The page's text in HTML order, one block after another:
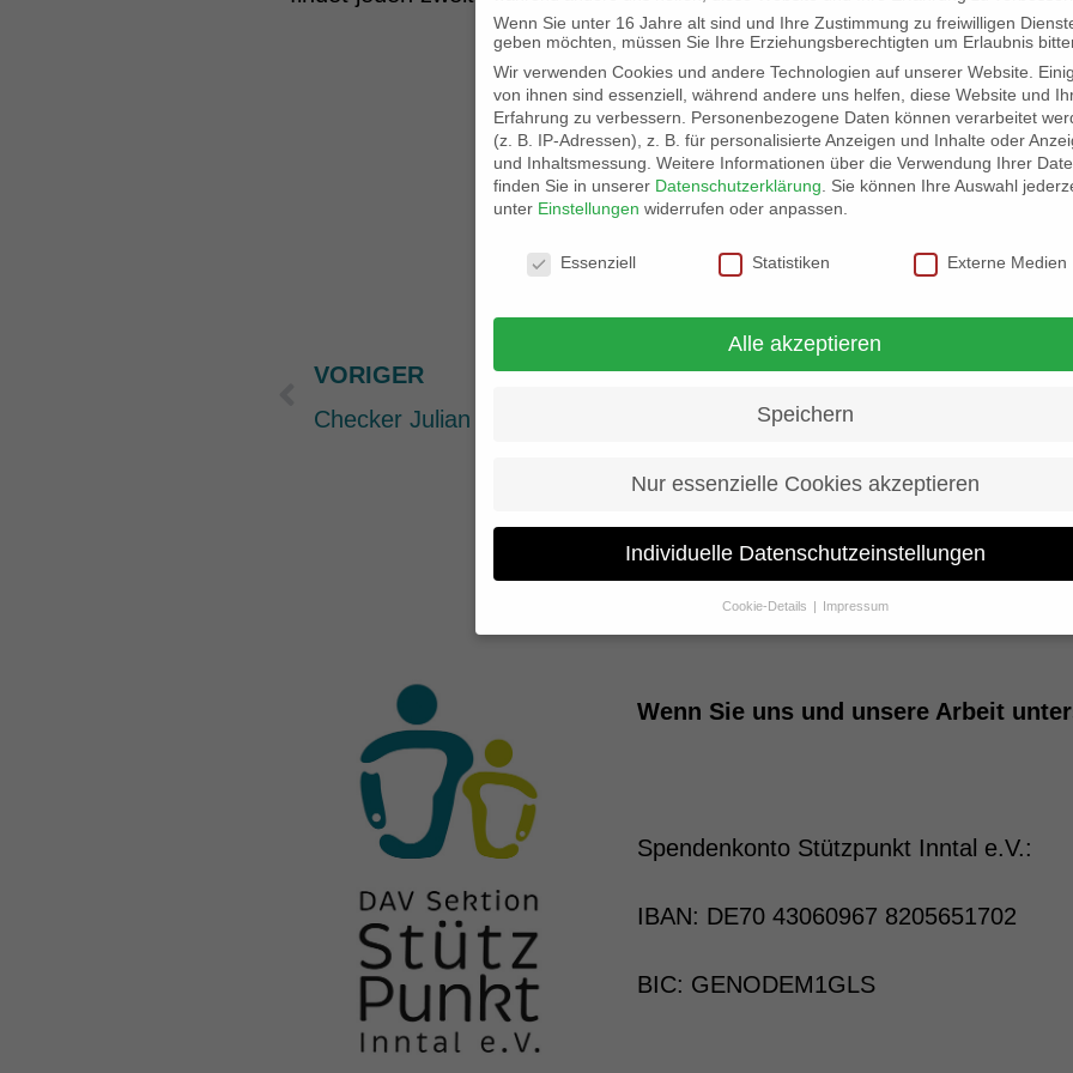
Teile diesen Artikel
Prev
VORIGER
Checker Julian – Sendung mit Stützpunkt Inntal e.V. am 18.9.2021
Kontakt & Infos
Wenn Sie uns und unsere Arbeit
Spendenkonto Stützpunkt Inntal e.V.:
IBAN: DE70 43060967 8205651702
BIC: GENODEM1GLS
Wenn Sie unter 16 Jahre alt sind und Ihre Zustimmung zu freiwilligen
geben möchten, müssen Sie Ihre Erziehungsberechtigten um Erlaubnis
Wir verwenden Cookies und andere Technologien auf unserer Website.
von ihnen sind essenziell, während andere uns helfen, diese Website und
Erfahrung zu verbessern. Personenbezogene Daten können verarbeitet
(z. B. IP-Adressen), z. B. für personalisierte Anzeigen und Inhalte oder
und Inhaltsmessung. Weitere Informationen über die Verwendung Ihrer
finden Sie in unserer Datenschutzerklärung. Sie können Ihre Auswahl
unter Einstellungen widerrufen oder anpassen.
Essenziell
Statistiken Externe Medien
Alle akzeptieren
Speichern
Nur essenzielle Cookies akzeptieren
Individuelle Datenschutzeinstellungen
Cookie-Details Impressum
Datenschutzeinstellungen
Wir verwenden Cookies und andere Technologien auf unserer Website.
von ihnen sind essenziell, während andere uns helfen, diese Website und
Erfahrung zu verbessern.
(z. B. IP-Adressen), z. B. für personalisierte Anzeigen und Inhalte oder
und Inhaltsmessung.
finden Sie in unserer
Datenschutzerklärung
Hier finden Sie eine Übersicht über alle verwendeten Cookies. Sie können
anzeigen lassen und so nur bestimmte Cookies auswählen.
Alle akzeptieren
Datenschutzeinstellungen